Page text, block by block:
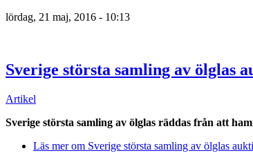
lördag, 21 maj, 2016 - 10:13
Sverige största samling av ölglas
Artikel
Sverige största samling av ölglas räddas från att
Läs merom Sverige största samling av ölglas